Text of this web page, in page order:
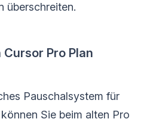
überschreiten.
Pro Plan
Pauschalsystem für
Sie beim alten Pro